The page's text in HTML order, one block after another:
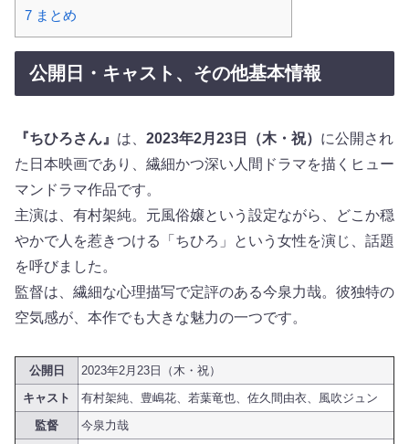
7 まとめ
公開日・キャスト、その他基本情報
『ちひろさん』 は、 2023年2月23日（木・祝） に公開され
た日本映画であり、繊細かつ深い人間ドラマを描くヒュー
マンドラマ作品です。
主演は、有村架純。元風俗嬢という設定ながら、どこか穏
やかで人を惹きつける「ちひろ」という女性を演じ、話題
を呼びました。
監督は、繊細な心理描写で定評のある今泉力哉。彼独特の
空気感が、本作でも大きな魅力の一つです。
公開日
2023年2月23日（木・祝）
キャスト
有村架純、豊嶋花、若葉竜也、佐久間由衣、風吹ジュン
監督
今泉力哉